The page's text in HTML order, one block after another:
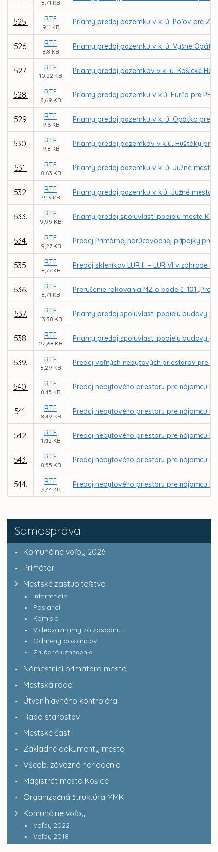
Samospráva
Komunálne voľby 2026
Primátor
Mestské zastupiteľstvo
Informácie
Poslanci
Komisie
Videozáznamy zo zasadnutí
Odmeny poslancov
Zrušené uznesenia
Námestníci primátora mesta
Mestská rada
Útvar hlavného kontrolóra
Rada starostov
Mestské časti
Základné dokumenty mesta
Všeob. záväzné nariadenia
Magistrát mesta Košice
Organizačná štruktúra MMK
Komunálne voľby
Voľby 2022
Voľby 2018
8,71 KB
525. RTF
9,11 KB
Priamy predaj pozemku v k. ú. Poľov pre
526. RTF
8,8 KB
Priamy predaj pozemku v k. ú. Vyšné
527. RTF
10,22 KB
Priamy predaj pozemkov v k. ú. Košické
528. RTF
8,69 KB
Priamy predaj pozemku v k.ú. Furča pre PB
529. RTF
9,6 KB
Priamy predaj pozemku v k. ú. Opátka pre
530. RTF
9,8 KB
Priamy predaj pozemkov v k.ú. Huštáky pre
531. RTF
8,63 KB
Priamy predaj pozemku v k. ú. Južné mesto
532. RTF
9,13 KB
Priamy predaj pozemku v k.ú. Južné mesto
533. RTF
9,99 KB
Priamy predaj spoluvlast. podielu mesta
534. RTF
9,27 KB
Predaj Primárnej horúcovodnej prípojky pre
535. RTF
8,77 KB
Predaj skleníkov LUR III – LUR VI v
536. RTF
8,71 KB
Prerušenie rokovania MZ o bode č. 101
537. RTF
13,38 KB
Priamy predaj spoluvlast. podielu budovy
538. RTF
22,68 KB
Priamy predaj spoluvlast. podielu budovy
539. RTF
8,29 KB
Predaj voľných nebytových priestorov pre
540. RTF
8,45 KB
Predaj nebytového priestoru pre nájomcu
541. RTF
8,49 KB
Predaj nebytového priestoru pre nájomcu
542. RTF
17,12 KB
Predaj nebytového priestoru pre nájomcu
543. RTF
8,55 KB
Predaj nebytového priestoru pre nájomcu
544. RTF
8,44 KB
Predaj nebytového priestoru pre nájomcu